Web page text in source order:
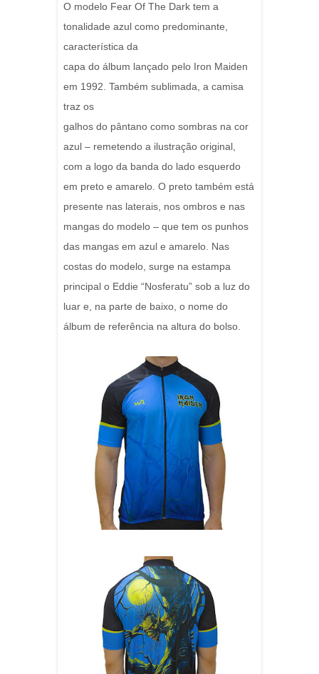
O modelo Fear Of The Dark tem a
tonalidade azul como predominante,
característica da
capa do álbum lançado pelo Iron Maiden
em 1992. Também sublimada, a camisa
traz os
galhos do pântano como sombras na cor
azul – remetendo a ilustração original,
com a logo da banda do lado esquerdo
em preto e amarelo. O preto também está
presente nas laterais, nos ombros e nas
mangas do modelo – que tem os punhos
das mangas em azul e amarelo. Nas
costas do modelo, surge na estampa
principal o Eddie “Nosferatu” sob a luz do
luar e, na parte de baixo, o nome do
álbum de referência na altura do bolso.